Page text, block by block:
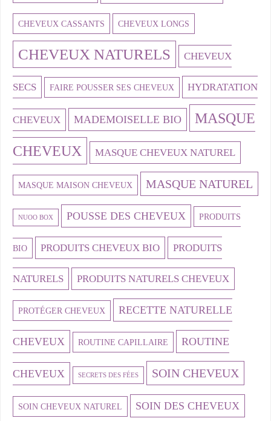
CHEVEUX CASSANTS CHEVEUX LONGS
CHEVEUX NATURELS CHEVEUX
SECS FAIRE POUSSER SES CHEVEUX HYDRATATION
CHEVEUX MADEMOISELLE BIO
MASQUE
CHEVEUX
MASQUE CHEVEUX NATUREL
MASQUE MAISON CHEVEUX MASQUE NATUREL
NUOO BOX POUSSE DES CHEVEUX PRODUITS
BIO PRODUITS CHEVEUX BIO PRODUITS
NATURELS PRODUITS NATURELS CHEVEUX
PROTÉGER CHEVEUX RECETTE NATURELLE
CHEVEUX ROUTINE CAPILLAIRE ROUTINE
CHEVEUX SECRETS DES FÉES SOIN CHEVEUX
SOIN CHEVEUX NATUREL SOIN DES CHEVEUX